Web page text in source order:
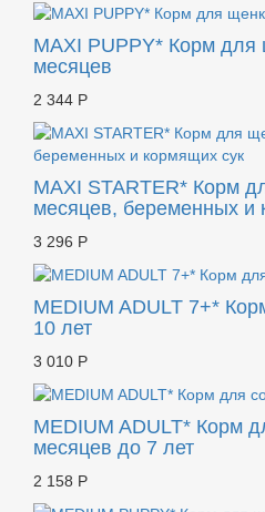
MAXI PUPPY* Корм для
месяцев
2 344 Р
MAXI STARTER* Корм
месяцев, беременных и
3 296 Р
MEDIUM ADULT 7+*
10 лет
3 010 Р
MEDIUM ADULT* Корм
месяцев до 7 лет
2 158 Р